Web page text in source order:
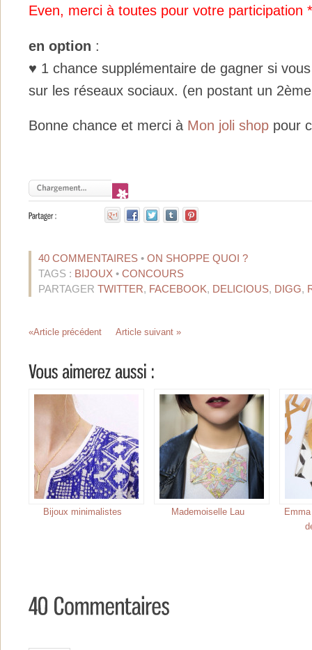
Even, merci à toutes pour votre participation
en option :
♥ 1 chance supplémentaire de gagner si
sur les réseaux sociaux. (en postant un
Bonne chance et merci à Mon joli shop pour
40 COMMENTAIRES • ON SHOPPE QUOI ?
TAGS : BIJOUX • CONCOURS
PARTAGER TWITTER, FACEBOOK, DELICIOUS, DIGG,
«Article précédent Article suivant »
Bijoux minimalistes Mademoiselle Lau